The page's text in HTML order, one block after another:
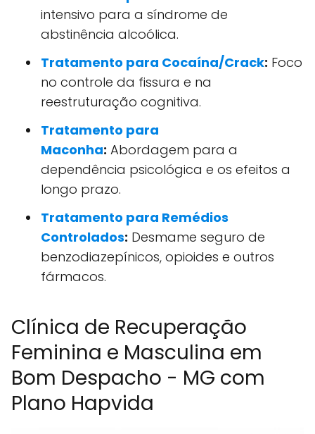
intensivo para a síndrome de
abstinência alcoólica.
Tratamento para Cocaína/Crack: Foco
no controle da fissura e na
reestruturação cognitiva.
Tratamento para
Maconha: Abordagem para a
dependência psicológica e os efeitos a
longo prazo.
Tratamento para Remédios
Controlados: Desmame seguro de
benzodiazepínicos, opioides e outros
fármacos.
Clínica de Recuperação
Feminina e Masculina em
Bom Despacho - MG com
Plano Hapvida